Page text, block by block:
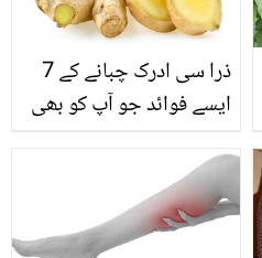
ذرا سی ادرک چبانے کے 7
ایسے فوائد جو آپ کو بھی
مجبور کردیں گے